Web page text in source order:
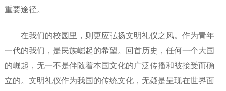
重要途径。
在我们的校园里，则更应弘扬文明礼仪之风。作为青年
一代的我们，是民族崛起的希望。回首历史，任何一个大国
的崛起，无一不是伴随着本国文化的广泛传播和被接受而确
立的。文明礼仪作为我国的传统文化，无疑是呈现在世界面